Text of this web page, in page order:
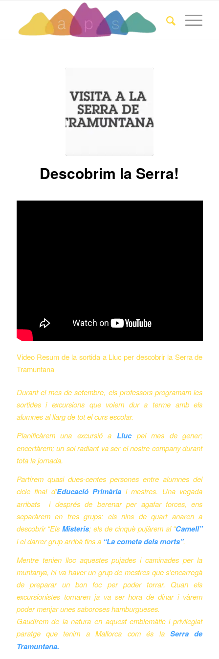
Descobrim la Serra!
Video Resum de la sortida a Lluc per descobrir la Serra de
Tramuntana
Durant el mes de setembre, els professors programam les
sortides i excursions que volem dur a terme amb els
alumnes al llarg de tot el curs escolar.
Planificàrem una excursió a Llucpel mes de gener;
encertàrem; un sol radiant va ser el nostre company durant
tota la jornada.
Partírem quasi dues-centes persones entre alumnes del
cicle final d’Educació Primària i mestres. Una vegada
arribats i després de berenar per agafar forces, ens
separàrem en tres grups: els nins de quart anaren a
descobrir “ElsMisteris; els de cinquè pujàrem al “Camell”
i el darrer grup arribà fins a “La cometa dels morts”.
Mentre tenien lloc aquestes pujades i caminades per la
muntanya, hi va haver un grup de mestres que s’encarregà
de preparar un bon foc per poder torrar. Quan els
excursionistes tornaren ja va ser hora de dinar i vàrem
poder menjar unes saboroses hamburgueses.
Gaudírem de la natura en aquest emblemàtic i privilegiat
paratge que tenim a Mallorca com és la Serra de
Tramuntana.